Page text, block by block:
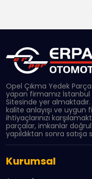
Opel Çıkma Yedek
yapan firmamız
Sitesinde yer almaktadır.
kalite anlayışı ve uygun
ihtiyaçlarınızı
parçalar, imkanlar
yapıldıktan sonra satışa
Kurumsal